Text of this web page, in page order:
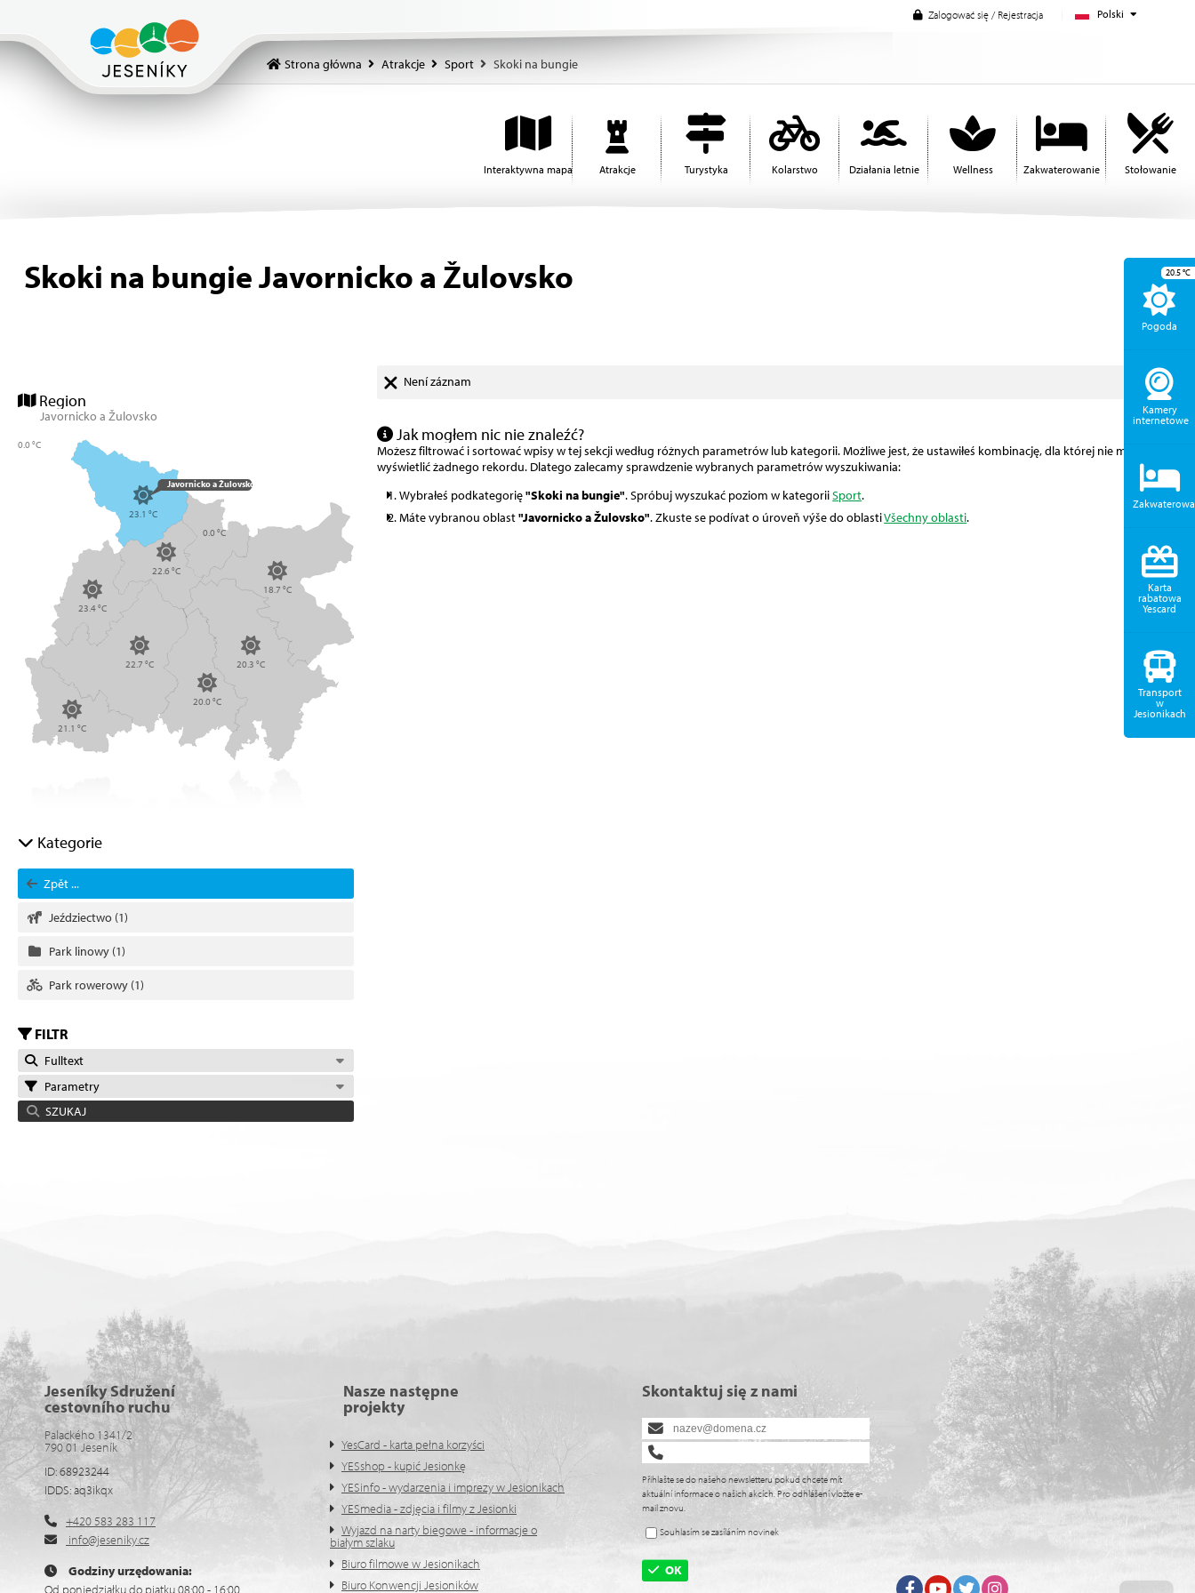
Polski
Zalogować się / Rejestracja
Strona główna Atrakcje Sport Skoki na bungie
Interaktywna mapa Atrakcje Turystyka Kolarstwo Działania letnie Wellness Zakwaterowanie Stołowanie
Skoki na bungie Javornicko a Žulovsko
Region
Javornicko a Žulovsko
22.6 °C
22.7 °C
23.1 °C
0.0 °C
21.1 °C
23.4 °C
20.3 °C
20.0 °C
18.7 °C
0.0 °C
Javornicko a Žulovsko
Kategorie
Zpět ...
Jeździectwo (1)
Park linowy (1)
Park rowerowy (1)
FILTR
Fulltext
Parametry
SZUKAJ
Není záznam
Jak mogłem nic nie znaleźć?
Możesz filtrować i sortować wpisy w tej sekcji według różnych parametrów lub kategorii. Możliwe jest, że ustawiłeś kombinację, dla której nie można
wyświetlić żadnego rekordu. Dlatego zalecamy sprawdzenie wybranych parametrów wyszukiwania:
Wybrałeś podkategorię"Skoki na bungie". Spróbuj wyszukać poziom w kategoriiSport.
Máte vybranou oblast"Javornicko a Žulovsko". Zkuste se podívat o úroveň výše do oblastiVšechny oblasti.
Jeseníky Sdružení
cestovního ruchu
Palackého 1341/2
790 01 Jeseník
ID: 68923244
IDDS: aq3ikqx
+420 583 283 117
info@jeseniky.cz
Godziny urzędowania:
Od poniedziałku do piątku 08:00 - 16:00
Nasze następne
projekty
YesCard - karta pełna korzyści
YESshop - kupić Jesionkę
YESinfo - wydarzenia i imprezy w Jesionikach
YESmedia - zdjęcia i filmy z Jesionki
Wyjazd na narty biegowe - informacje o
białym szlaku
Biuro filmowe w Jesionikach
Biuro Konwencji Jesioników
Skontaktuj się z nami
Přihlašte se do našeho newsletteru pokud chcete mít
aktuální informace o našich akcích. Pro odhlášení vložte e-
mail znovu.
Souhlasím se zasíláním novinek
OK
FacebookYoutubeTwitter
Pogoda
20.5°C
Kamery
internetowe
Karta
rabatowa
Yescard
Transport
w
Jesionikach